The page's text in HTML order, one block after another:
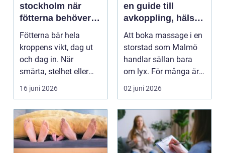
stockholm när
fötterna behöver
mer än vila
Fötterna bär hela
kroppens vikt, dag ut
och dag in. När
smärta, stelhet eller
felställningar uppstår...
16 juni 2026
en guide till
avkoppling, hälsa
och välmående
Att boka massage i en
storstad som Malmö
handlar sällan bara
om lyx. För många är
det ett sätt att h...
02 juni 2026